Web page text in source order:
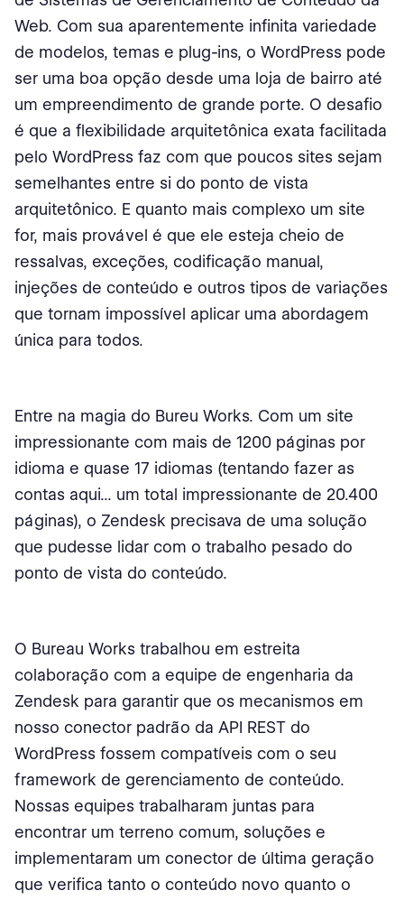
Web. Com sua aparentemente infinita variedade
de modelos, temas e plug-ins, o WordPress pode
ser uma boa opção desde uma loja de bairro até
um empreendimento de grande porte. O desafio
é que a flexibilidade arquitetônica exata facilitada
pelo WordPress faz com que poucos sites sejam
semelhantes entre si do ponto de vista
arquitetônico. E quanto mais complexo um site
for, mais provável é que ele esteja cheio de
ressalvas, exceções, codificação manual,
injeções de conteúdo e outros tipos de variações
que tornam impossível aplicar uma abordagem
única para todos.
Entre na magia do Bureu Works. Com um site
impressionante com mais de 1200 páginas por
idioma e quase 17 idiomas (tentando fazer as
contas aqui... um total impressionante de 20.400
páginas), o Zendesk precisava de uma solução
que pudesse lidar com o trabalho pesado do
ponto de vista do conteúdo.
O Bureau Works trabalhou em estreita
colaboração com a equipe de engenharia da
Zendesk para garantir que os mecanismos em
nosso conector padrão da API REST do
WordPress fossem compatíveis com o seu
framework de gerenciamento de conteúdo.
Nossas equipes trabalharam juntas para
encontrar um terreno comum, soluções e
implementaram um conector de última geração
que verifica tanto o conteúdo novo quanto o